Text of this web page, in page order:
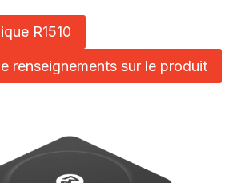
R1510
renseignements sur le produit